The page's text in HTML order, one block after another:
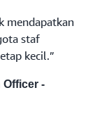
mendapatkan
staf
kecil.”
-